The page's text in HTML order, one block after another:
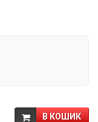
В КОШИК